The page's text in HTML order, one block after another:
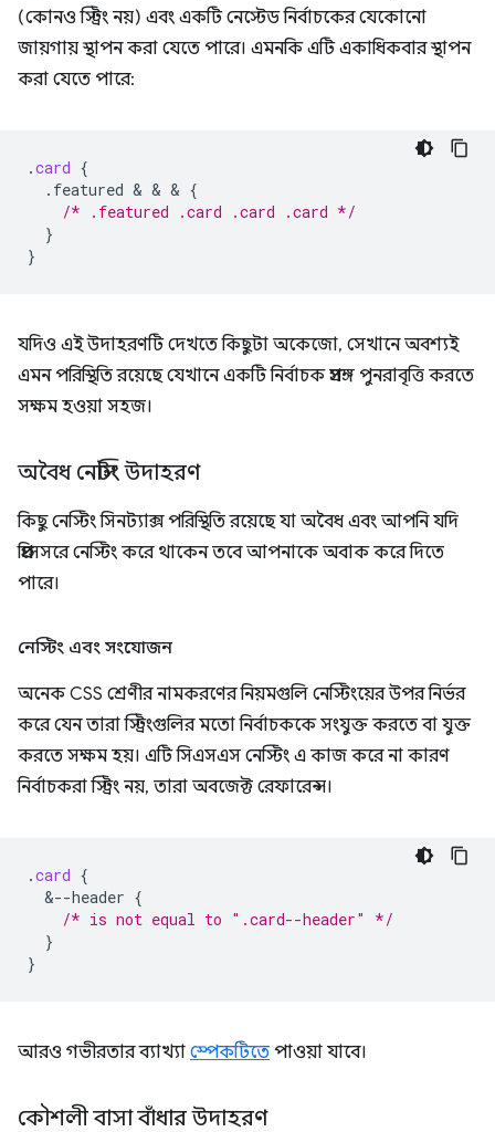
(কোনও স্ট্রিং নয়) এবং একটি নেস্টেড নির্বাচকের যেকোনো
জায়গায় স্থাপন করা যেতে পারে। এমনকি এটি একাধিকবার স্থাপন
করা যেতে পারে:
.card {
.featured & & & {
/* .featured .card .card .card */
}
}
যদিও এই উদাহরণটি দেখতে কিছুটা অকেজো, সেখানে অবশ্যই
এমন পরিস্থিতি রয়েছে যেখানে একটি নির্বাচক প্রসঙ্গ পুনরাবৃত্তি করতে
সক্ষম হওয়া সহজ।
অবৈধ নেস্টিং উদাহরণ
কিছু নেস্টিং সিনট্যাক্স পরিস্থিতি রয়েছে যা অবৈধ এবং আপনি যদি
প্রিপ্রসেসরে নেস্টিং করে থাকেন তবে আপনাকে অবাক করে দিতে
পারে।
নেস্টিং এবং সংযোজন
অনেক CSS শ্রেণীর নামকরণের নিয়মগুলি নেস্টিংয়ের উপর নির্ভর
করে যেন তারা স্ট্রিংগুলির মতো নির্বাচককে সংযুক্ত করতে বা যুক্ত
করতে সক্ষম হয়। এটি সিএসএস নেস্টিং এ কাজ করে না কারণ
নির্বাচকরা স্ট্রিং নয়, তারা অবজেক্ট রেফারেন্স।
.card {
&--header {
/* is not equal to ".card--header" */
}
}
আরও গভীরতার ব্যাখ্যা স্পেকটিতে পাওয়া যাবে।
কৌশলী বাসা বাঁধার উদাহরণ